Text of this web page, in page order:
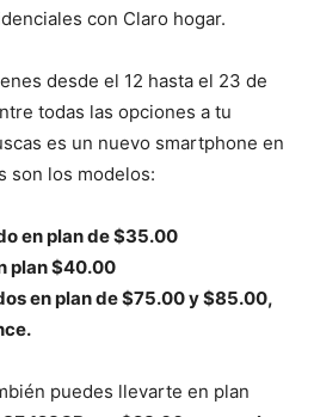
con Claro hogar.
desde el 12 hasta el 23 de
todas las opciones a tu
es un nuevo smartphone en
son los modelos:
en plan de $35.00
plan $40.00
en plan de $75.00 y $85.00,
puedes llevarte en plan